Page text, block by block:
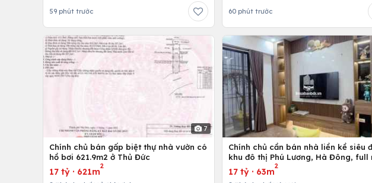
59 phút trước 60 phút trước
7
Chính chủ bán gấp biệt thự nhà vườn có
hồ bơi 621.9m2 ở Thủ Đức
17 tỷ · 621m
2
Chính chủ cần bán nhà liền kề siêu
khu đô thị Phú Lương, Hà Đông, full
thất cao cấp
17 tỷ · 63m
2